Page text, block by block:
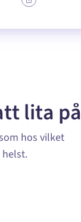
lita på
hos vilket